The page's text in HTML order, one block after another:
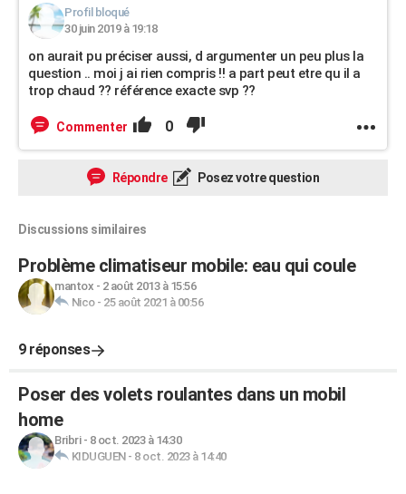
Profil bloqué
30 juin 2019 à 19:18
on aurait pu préciser aussi, d argumenter un peu plus la
question .. moi j ai rien compris !! a part peut etre qu il a
trop chaud ?? référence exacte svp ??
Commenter 0
Répondre Posez votre question
Discussions similaires
Problème climatiseur mobile: eau qui coule
mantox - 2 août 2013 à 15:56
Nico- 25 août 2021 à 00:56
9 réponses
Poser des volets roulantes dans un mobil
home
Bribri- 8 oct. 2023 à 14:30
KIDUGUEN- 8 oct. 2023 à 14:40